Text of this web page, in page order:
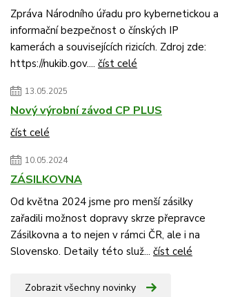
Zpráva Národního úřadu pro kybernetickou a
informační bezpečnost o čínských IP
kamerách a souvisejících rizicích. Zdroj zde:
https://nukib.gov.... číst celé
13.05.2025
Nový výrobní závod CP PLUS
číst celé
10.05.2024
ZÁSILKOVNA
Od května 2024 jsme pro menší zásilky
zařadili možnost dopravy skrze přepravce
Zásilkovna a to nejen v rámci ČR, ale i na
Slovensko. Detaily této služ... číst celé
Zobrazit všechny novinky